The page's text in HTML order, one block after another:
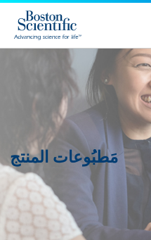
مَطبُوعات المنتج